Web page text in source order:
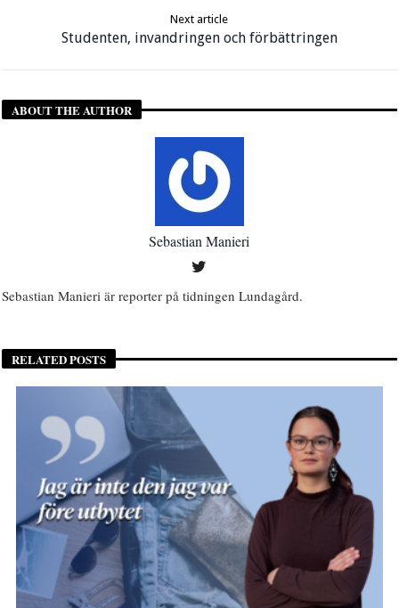
Next article
Studenten, invandringen och förbättringen
ABOUT THE AUTHOR
Sebastian Manieri
Sebastian Manieri är reporter på tidningen Lundagård.
RELATED POSTS